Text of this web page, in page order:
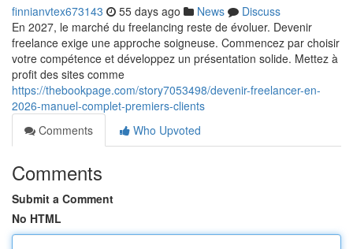
finnianvtex673143 55 days ago News
Discuss
En 2027, le marché du freelancing reste de évoluer. Devenir
freelance exige une approche soigneuse. Commencez par choisir
votre compétence et développez un présentation solide. Mettez à
profit des sites comme
https://thebookpage.com/story7053498/devenir-freelancer-en-
2026-manuel-complet-premiers-clients
Comments
Who Upvoted
Comments
Submit a Comment
No HTML